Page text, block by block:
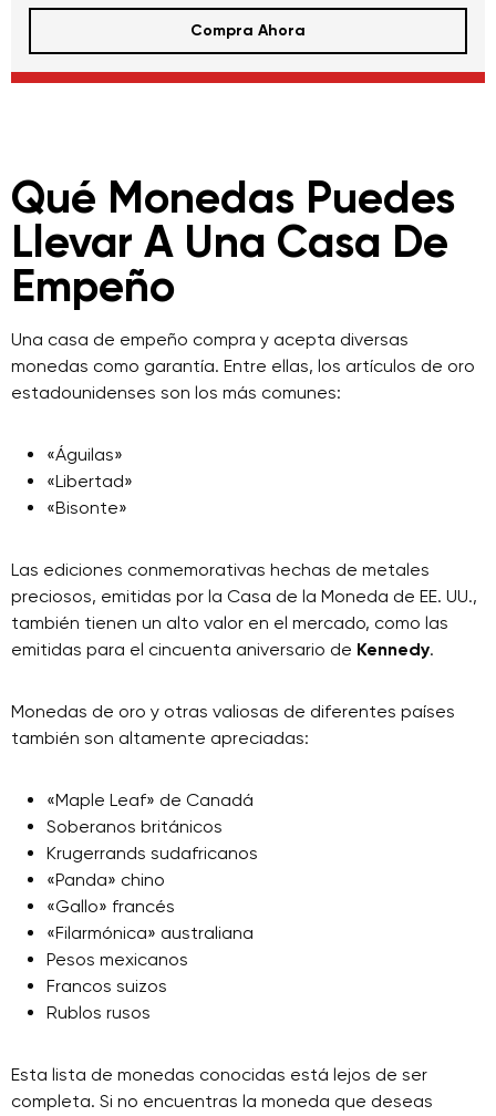
Compra Ahora
Qué Monedas Puedes
Llevar A Una Casa De
Empeño
Una casa de empeño compra y acepta diversas
monedas como garantía. Entre ellas, los artículos de oro
estadounidenses son los más comunes:
«Águilas»
«Libertad»
«Bisonte»
Las ediciones conmemorativas hechas de metales
preciosos, emitidas por la Casa de la Moneda de EE. UU.,
también tienen un alto valor en el mercado, como las
emitidas para el cincuenta aniversario de Kennedy.
Monedas de oro y otras valiosas de diferentes países
también son altamente apreciadas:
«Maple Leaf» de Canadá
Soberanos británicos
Krugerrands sudafricanos
«Panda» chino
«Gallo» francés
«Filarmónica» australiana
Pesos mexicanos
Francos suizos
Rublos rusos
Esta lista de monedas conocidas está lejos de ser
completa. Si no encuentras la moneda que deseas